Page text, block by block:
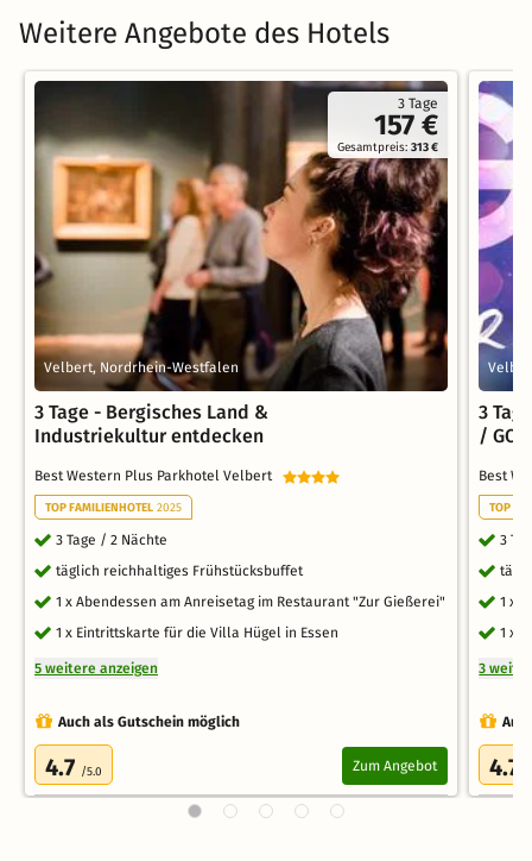
Weitere Angebote des Hotels
3 Tage
157 €
Gesamtpreis:313 €
Velbert, Nordrhein-Westfalen
3 Tage - Bergisches Land &
Industriekultur entdecken
Best Western Plus Parkhotel Velbert
TOP FAMILIENHOTEL 2025
3 Tage / 2 Nächte
täglich reichhaltiges Frühstücksbuffet
1 x Abendessen am Anreisetag im Restaurant "Zur Gießerei"
1 x Eintrittskarte für die Villa Hügel in Essen
5 weitere anzeigen
Auch als Gutschein möglich
4.7 /5.0 Zum Angebot
3
/
Best
TOP
3
1 x
1 x
3
4.7